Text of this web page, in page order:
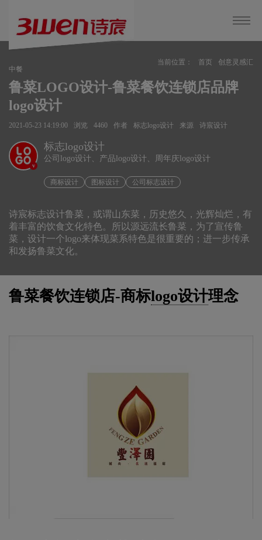
当前位置： 首页
创意灵感汇
中餐
鲁菜LOGO设计-鲁菜餐饮连锁店品牌
logo设计
2021-05-23 14:19:00 浏览 4460 作者 标志logo设计 来源 诗宸设计
v
标志logo设计
公司logo设计、产品logo设计、周年庆logo设计
商标设计 图标设计 公司标志设计
诗宸标志设计鲁菜，或谓山东菜，历史悠久，光辉灿烂，有
着丰富的饮食文化特色。所以源远流长鲁菜，为了宣传鲁
菜，设计一个logo来体现菜系特色是很重要的；进一步传承
和发扬鲁菜文化。
鲁菜餐饮连锁店-商标logo设计理念